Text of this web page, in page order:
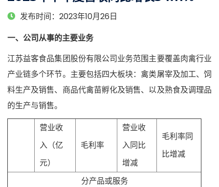
发布时间：2023年10月26日
一、公司从事的主要业务
江苏益客食品集团股份有限公司业务范围主要覆盖肉禽行业
产业链多个环节。主要包括四大板块：禽类屠宰及加工、饲
料生产及销售、商品代禽苗孵化及销售、以及熟食及调理品
的生产与销售。
营业收
入（亿
元）
毛利率
营业收
入同比
增减
毛利率同
比增减
分产品或服务